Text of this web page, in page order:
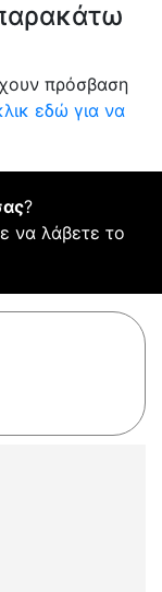
πρόσβαση
εδώ για να
?
να λάβετε το